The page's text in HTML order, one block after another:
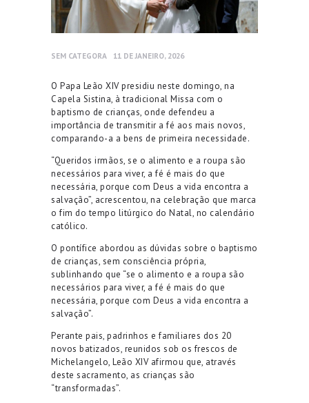
SEM CATEGORA 11 DE JANEIRO, 2026
O Papa Leão XIV presidiu neste domingo, na
Capela Sistina, à tradicional Missa com o
baptismo de crianças, onde defendeu a
importância de transmitir a fé aos mais novos,
comparando-a a bens de primeira necessidade.
“Queridos irmãos, se o alimento e a roupa são
necessários para viver, a fé é mais do que
necessária, porque com Deus a vida encontra a
salvação”, acrescentou, na celebração que marca
o fim do tempo litúrgico do Natal, no calendário
católico.
O pontífice abordou as dúvidas sobre o baptismo
de crianças, sem consciência própria,
sublinhando que “se o alimento e a roupa são
necessários para viver, a fé é mais do que
necessária, porque com Deus a vida encontra a
salvação”.
Perante pais, padrinhos e familiares dos 20
novos batizados, reunidos sob os frescos de
Michelangelo, Leão XIV afirmou que, através
deste sacramento, as crianças são
“transformadas”.